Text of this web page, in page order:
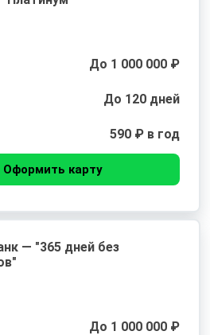
До 1 000 000 ₽
До 120 дней
590 ₽ в год
Оформить карту
— "365 дней без
До 1 000 000 ₽